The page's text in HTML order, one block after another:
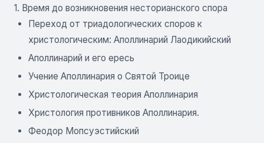
1. Время до возникновения несторианского спора
Переход от триадологических споров к
христологическим: Аполлинарий Лаодикийский
Аполлинарий и его ересь
Учение Аполлинария о Святой Троице
Христологическая теория Аполлинария
Христология противников Аполлинария.
Феодор Мопсуэстийский